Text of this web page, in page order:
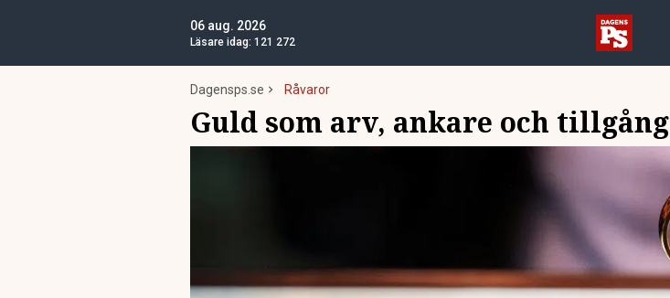
06 aug. 2026
Läsare idag: 121 272
Dagensps.se Råvaror
Guld som arv, ankare och tillgång